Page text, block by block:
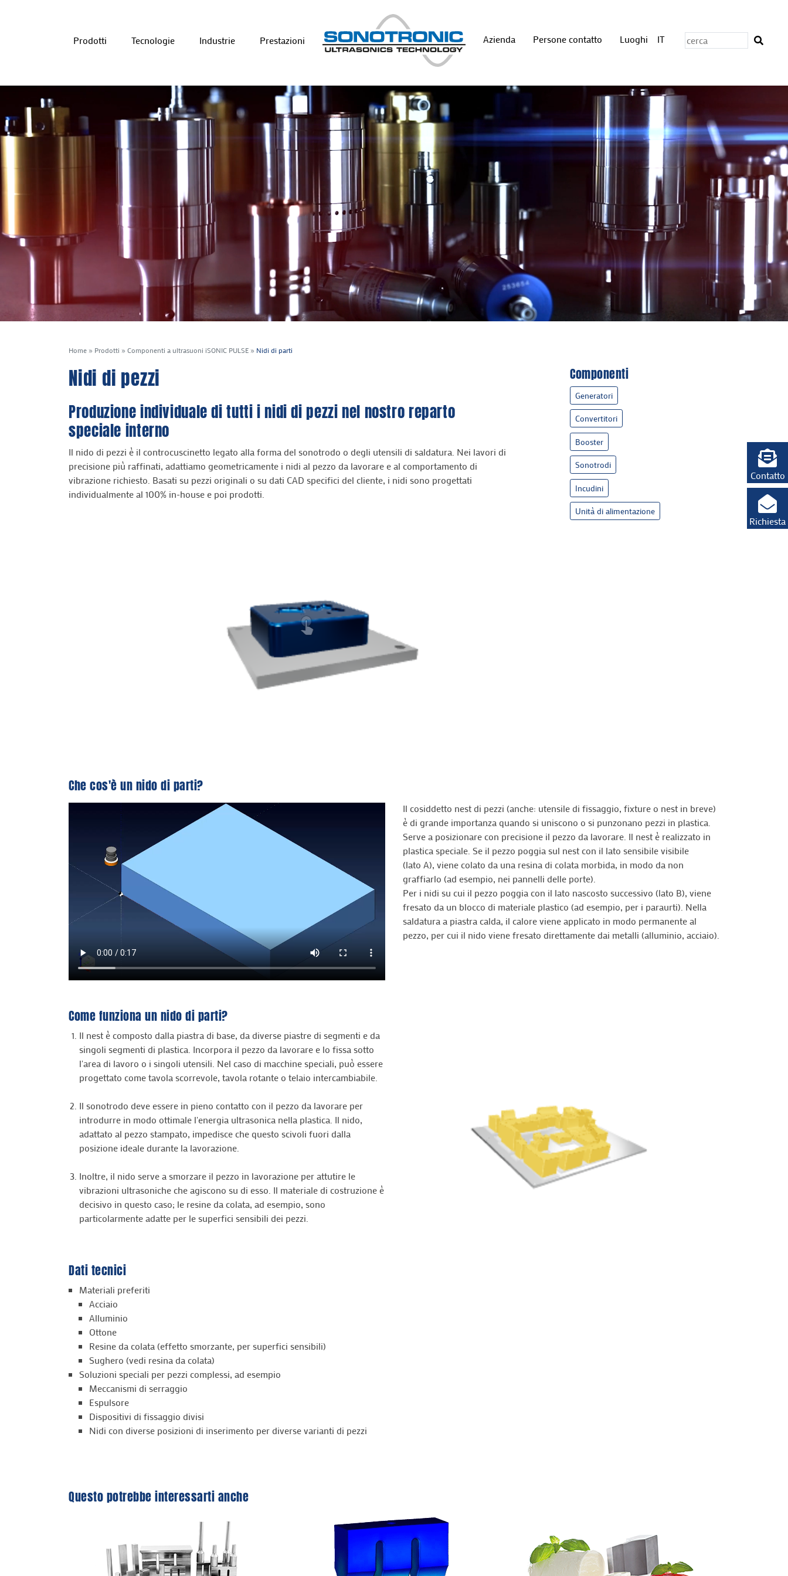
Contatto
Richiesta
Prodotti Tecnologie Industrie Prestazioni Azienda Persone contatto Luoghi IT
Home » Prodotti » Componenti a ultrasuoni iSONIC PULSE » Nidi di parti
Nidi di pezzi
Produzione individuale di tutti i nidi di pezzi nel nostro reparto
speciale interno
Il nido di pezzi è il controcuscinetto legato alla forma del sonotrodo o degli utensili di saldatura. Nei lavori di
precisione più raffinati, adattiamo geometricamente i nidi al pezzo da lavorare e al comportamento di
vibrazione richiesto. Basati su pezzi originali o su dati CAD specifici del cliente, i nidi sono progettati
individualmente al 100% in-house e poi prodotti.
Componenti
Generatori
Convertitori
Booster
Sonotrodi
Incudini
Unità di alimentazione
Che cos'è un nido di parti?
Il cosiddetto nest di pezzi (anche: utensile di fissaggio, fixture o nest in breve)
è di grande importanza quando si uniscono o si punzonano pezzi in plastica.
Serve a posizionare con precisione il pezzo da lavorare. Il nest è realizzato in
plastica speciale. Se il pezzo poggia sul nest con il lato sensibile visibile
(lato A), viene colato da una resina di colata morbida, in modo da non
graffiarlo (ad esempio, nei pannelli delle porte).
Per i nidi su cui il pezzo poggia con il lato nascosto successivo (lato B), viene
fresato da un blocco di materiale plastico (ad esempio, per i paraurti). Nella
saldatura a piastra calda, il calore viene applicato in modo permanente al
pezzo, per cui il nido viene fresato direttamente dai metalli (alluminio, acciaio).
Come funziona un nido di parti?
Il nest è composto dalla piastra di base, da diverse piastre di segmenti e da
singoli segmenti di plastica. Incorpora il pezzo da lavorare e lo fissa sotto
l'area di lavoro o i singoli utensili. Nel caso di macchine speciali, può essere
progettato come tavola scorrevole, tavola rotante o telaio intercambiabile.
Il sonotrodo deve essere in pieno contatto con il pezzo da lavorare per
introdurre in modo ottimale l'energia ultrasonica nella plastica. Il nido,
adattato al pezzo stampato, impedisce che questo scivoli fuori dalla
posizione ideale durante la lavorazione.
Inoltre, il nido serve a smorzare il pezzo in lavorazione per attutire le
vibrazioni ultrasoniche che agiscono su di esso. Il materiale di costruzione è
decisivo in questo caso; le resine da colata, ad esempio, sono
particolarmente adatte per le superfici sensibili dei pezzi.
Dati tecnici
Materiali preferiti
Acciaio
Alluminio
Ottone
Resine da colata (effetto smorzante, per superfici sensibili)
Sughero (vedi resina da colata)
Soluzioni speciali per pezzi complessi, ad esempio
Meccanismi di serraggio
Espulsore
Dispositivi di fissaggio divisi
Nidi con diverse posizioni di inserimento per diverse varianti di pezzi
Questo potrebbe interessarti anche